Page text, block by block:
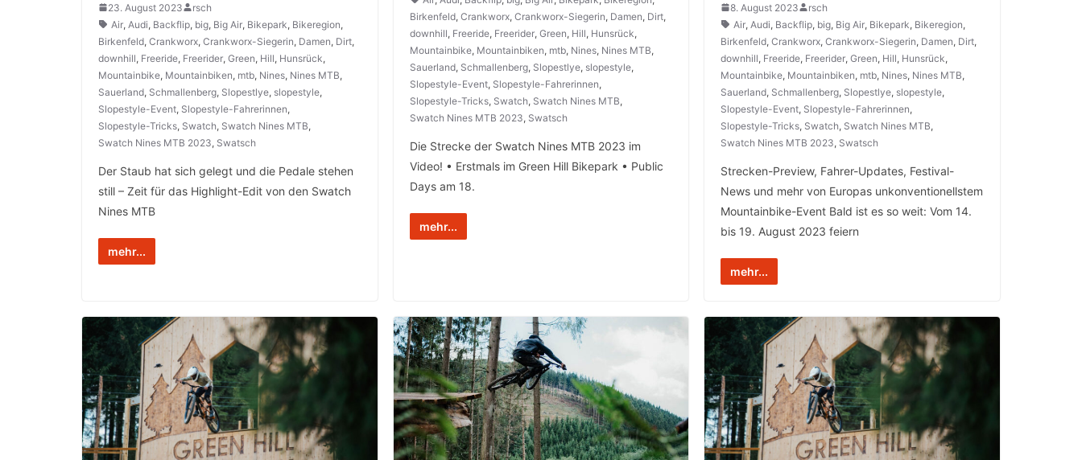
23. August 2023
rsch
Air, Audi, Backflip, big, Big Air, Bikepark, Bikeregion,
Birkenfeld, Crankworx, Crankworx-Siegerin, Damen, Dirt,
downhill, Freeride, Freerider, Green, Hill, Hunsrück,
Mountainbike, Mountainbiken, mtb, Nines, Nines MTB,
Sauerland, Schmallenberg, Slopestlye, slopestyle,
Slopestyle-Event, Slopestyle-Fahrerinnen,
Slopestyle-Tricks, Swatch, Swatch Nines MTB,
Swatch Nines MTB 2023, Swatsch
Der Staub hat sich gelegt und die Pedale stehen
still – Zeit für das Highlight-Edit von den Swatch
Nines MTB
mehr...
Birkenfeld, Crankworx, Crankworx-Siegerin, Damen, Dirt,
downhill, Freeride, Freerider, Green, Hill, Hunsrück,
Mountainbike, Mountainbiken, mtb, Nines, Nines MTB,
Sauerland, Schmallenberg, Slopestlye, slopestyle,
Slopestyle-Event, Slopestyle-Fahrerinnen,
Slopestyle-Tricks, Swatch, Swatch Nines MTB,
Swatch Nines MTB 2023, Swatsch
Die Strecke der Swatch Nines MTB 2023 im
Video! • Erstmals im Green Hill Bikepark • Public
Days am 18.
mehr...
8. August 2023
rsch
Air, Audi, Backflip, big, Big Air, Bikepark, Bikeregion,
Birkenfeld,Crankworx,Crankworx-Siegerin, Damen, Dirt,
downhill, Freeride, Freerider,Green, Hill, Hunsrück,
Mountainbike, Mountainbiken, mtb, Nines, Nines MTB,
Sauerland, Schmallenberg, Slopestlye, slopestyle,
Slopestyle-Event, Slopestyle-Fahrerinnen,
Slopestyle-Tricks, Swatch, Swatch Nines MTB,
Swatch Nines MTB 2023, Swatsch
Strecken-Preview, Fahrer-Updates, Festival-
News und mehr von Europas unkonventionellstem
Mountainbike-Event Bald ist es so weit: Vom 14.
bis 19. August 2023 feiern
mehr...